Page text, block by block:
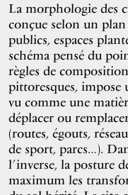
La morphologie des
conçue selon un
publics, espaces
schéma pensé du
règles de
pittoresques, impose
vu comme une
déplacer ou
(routes, égouts,
de sport, parcs…).
l’inverse, la posture
maximum les